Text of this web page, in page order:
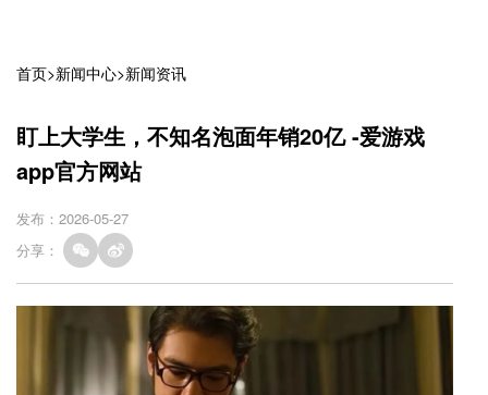
首页>新闻中心>新闻资讯
盯上大学生，不知名泡面年销20亿 -爱游戏
app官方网站
发布：2026-05-27
分享：